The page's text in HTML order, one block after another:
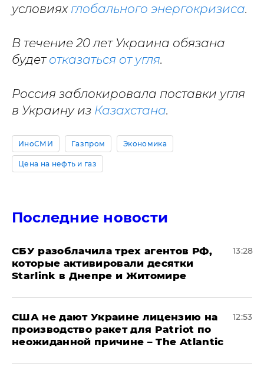
условиях глобального энергокризиса.
В течение 20 лет Украина обязана
будет отказаться от угля.
Россия заблокировала поставки угля
в Украину из Казахстана.
ИноСМИ Газпром Экономика
Цена на нефть и газ
Последние новости
СБУ разоблачила трех агентов РФ,
которые активировали десятки
Starlink в Днепре и Житомире
13:28
США не дают Украине лицензию на
производство ракет для Patriot по
неожиданной причине – The Atlantic
12:53